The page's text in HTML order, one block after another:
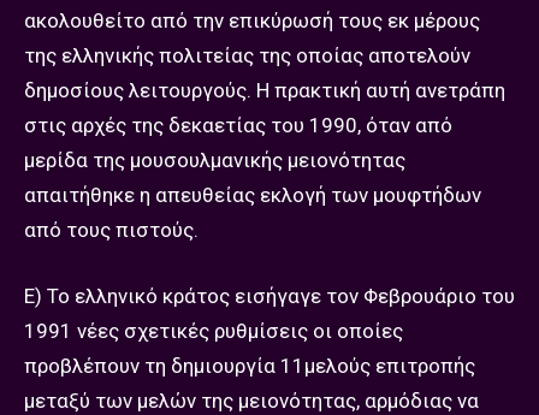
ακολουθείτο από την επικύρωσή τους εκ μέρους
της ελληνικής πολιτείας της οποίας αποτελούν
δημοσίους λειτουργούς. Η πρακτική αυτή ανετράπη
στις αρχές της δεκαετίας του 1990, όταν από
μερίδα της μουσουλμανικής μειονότητας
απαιτήθηκε η απευθείας εκλογή των μουφτήδων
από τους πιστούς.
Ε) Το ελληνικό κράτος εισήγαγε τον Φεβρουάριο του
1991 νέες σχετικές ρυθμίσεις οι οποίες
προβλέπουν τη δημιουργία 11μελούς επιτροπής
μεταξύ των μελών της μειονότητας, αρμόδιας να